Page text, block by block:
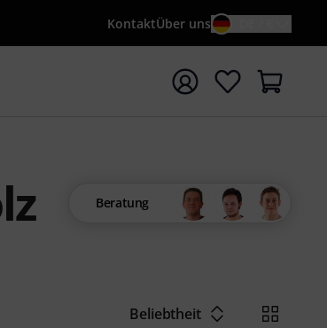
KontaktÜber uns
{searchTerm} starten
Beratung
Beliebtheit